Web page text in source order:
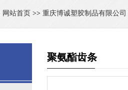
网站首页 >> 重庆博诚塑胶制品有限公司
聚氨酯齿条